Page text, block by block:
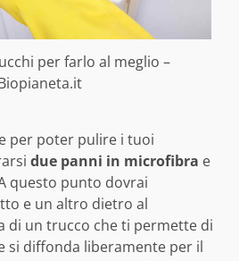
per farlo al meglio –
per poter pulire i tuoi
due panni in microfibra e
questo punto dovrai
e un altro dietro al
di un trucco che ti permette di
si diffonda liberamente per il